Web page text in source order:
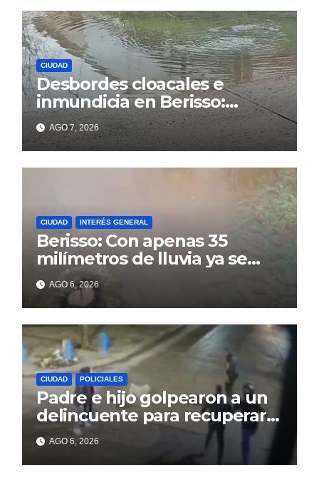
CIUDAD
Desbordes cloacales e
inmundicia en Berisso:
colapso de la red en la calle
14AGO 7, 2026
CIUDAD INTERÉS GENERAL
Berisso: Con apenas 35
milímetros de lluvia ya se
sienten los problemas
AGO 6, 2026
CIUDAD POLICIALES
Padre e hijo golpearon a un
delincuente para recuperar
un celular robado en Berisso
AGO 6, 2026